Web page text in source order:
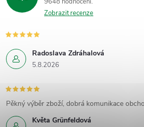
Zobrazit recenze
Radoslava Zdráhalová
5.8.2026
Květa Grünfeldová
Pěkný výběr zboží, dobrá komunikace